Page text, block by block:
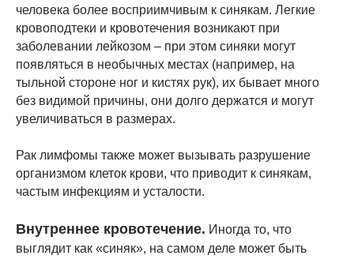
человека более восприимчивым к синякам. Легкие
кровоподтеки и кровотечения возникают при
заболевании лейкозом – при этом синяки могут
появляться в необычных местах (например, на
тыльной стороне ног и кистях рук), их бывает много
без видимой причины, они долго держатся и могут
увеличиваться в размерах.
Рак лимфомы также может вызывать разрушение
организмом клеток крови, что приводит к синякам,
частым инфекциям и усталости.
Внутреннее кровотечение. Иногда то, что
выглядит как «синяк», на самом деле может быть